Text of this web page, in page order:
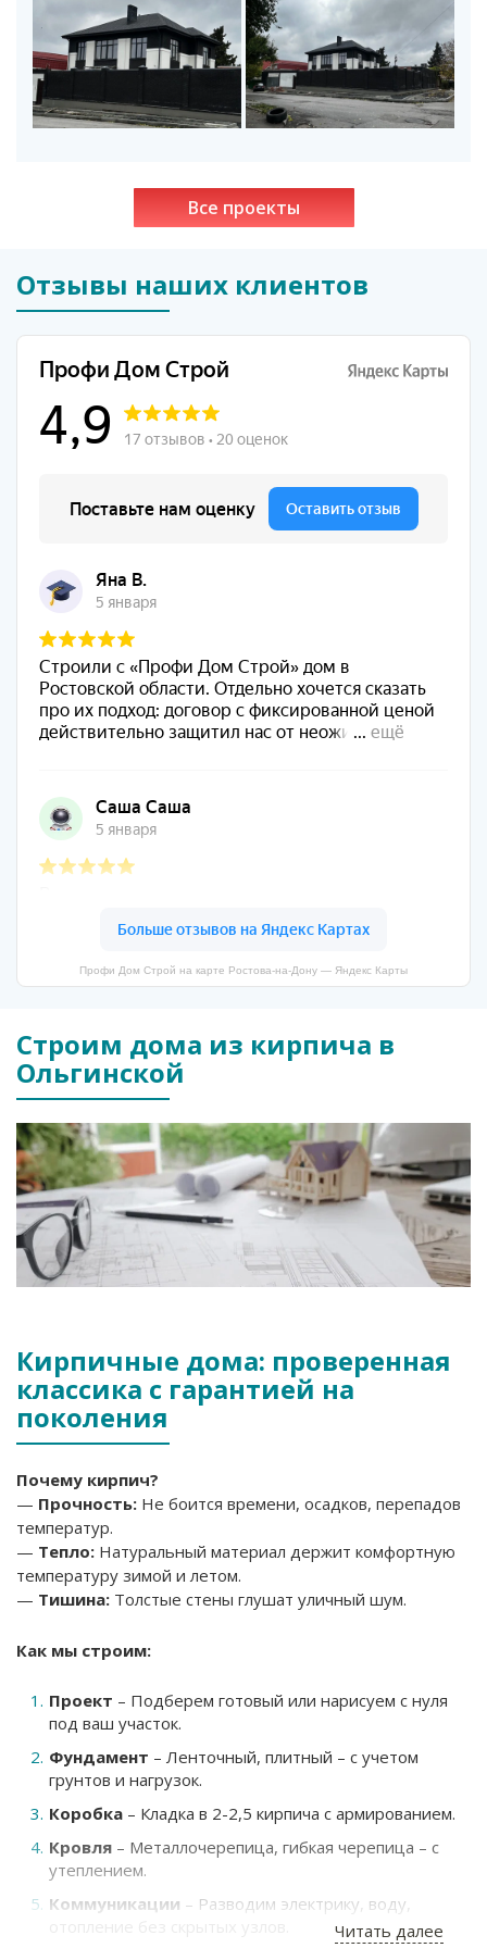
Все проекты
Отзывы наших клиентов
Профи Дом Строй на карте Ростова‑на‑Дону — Яндекс Карты
Строим дома из кирпича в
Ольгинской
Кирпичные дома: проверенная
классика с гарантией на
поколения
Почему кирпич?
— Прочность: Не боится времени, осадков, перепадов
температур.
— Тепло: Натуральный материал держит комфортную
температуру зимой и летом.
— Тишина: Толстые стены глушат уличный шум.
Как мы строим:
Проект – Подберем готовый или нарисуем с нуля
под ваш участок.
Фундамент – Ленточный, плитный – с учетом
грунтов и нагрузок.
Коробка – Кладка в 2-2,5 кирпича с армированием.
Кровля – Металлочерепица, гибкая черепица – с
утеплением.
Коммуникации – Разводим электрику, воду,
Читать далее